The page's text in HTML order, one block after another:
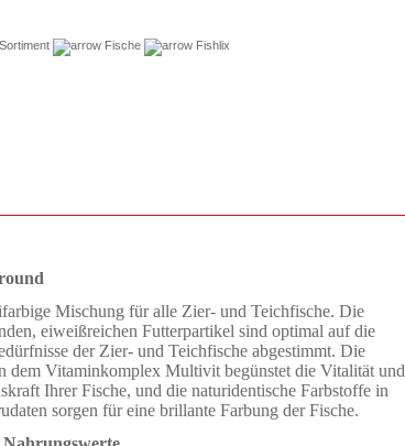
Sortiment Fische Fishlix
Mischung für alle Zier- und Teichfische. Die
eiweißreichen Futterpartikel sind optimal auf die
der Zier- und Teichfische abgestimmt. Die
dem Vitaminkomplex Multivit begünstet die Vitalität und
Ihrer Fische, und die naturidentische Farbstoffe in
sorgen für eine brillante Farbung der Fische.